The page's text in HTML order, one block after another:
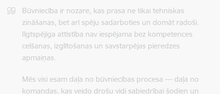
Būvniecība ir nozare, kas prasa ne tikai tehniskas
zināšanas, bet arī spēju sadarboties un domāt radoši.
Ilgtspējīga attīstība nav iespējama bez kompetences
celšanas, izglītošanas un savstarpējas pieredzes
apmaiņas.
Mēs visi esam daļa no būvniecības procesa — daļa no
komandas, kas veido drošu vidi sabiedrībai šodien un